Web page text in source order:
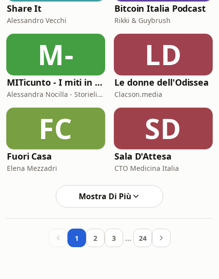
Share It
Alessandro Vecchi
Bitcoin Italia Podcast
Rikki & Guybrush
M-
MITicunto - I miti in prima persona
Alessandra Nocilla - Storielibere.fm
LD
Le donne dell'Odissea
Clacson.media
FC
Fuori Casa
Elena Mezzadri
SD
Sala D'Attesa
CTO Medicina Italia
Mostra Di Più
1 2 3 … 24